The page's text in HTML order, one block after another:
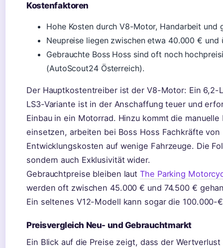
Kostenfaktoren
Hohe Kosten durch V8-Motor, Handarbeit und
Neupreise liegen zwischen etwa 40.000 €
Gebrauchte Boss Hoss sind oft noch
(AutoScout24 Österreich).
Der Hauptkostentreiber ist der V8-Motor: Ein
LS3-Variante ist in der Anschaffung teuer und
Einbau in ein Motorrad. Hinzu kommt die
einsetzen, arbeiten bei Boss Hoss Fachkräfte
Entwicklungskosten auf wenige Fahrzeuge. Die
sondern auch Exklusivität wider.
Gebrauchtpreise bleiben lautThe Parking
werden oft zwischen 45.000 € und 74.500 €
Ein seltenes V12-Modell kann sogar die 100.000-
Preisvergleich Neu- und Gebrauchtmarkt
Ein Blick auf die Preise zeigt, dass der